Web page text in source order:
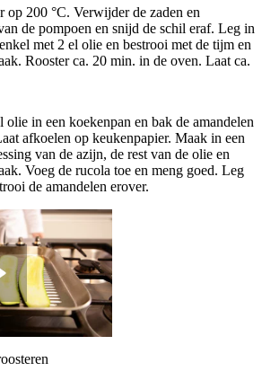
op 200 °C. Verwijder de zaden en
de pompoen en snijd de schil eraf. Leg in
met 2 el olie en bestrooi met de tijm en
Rooster ca. 20 min. in de oven. Laat ca.
olie in een koekenpan en bak de amandelen
afkoelen op keukenpapier. Maak in een
van de azijn, de rest van de olie en
Voeg de rucola toe en meng goed. Leg
de amandelen erover.